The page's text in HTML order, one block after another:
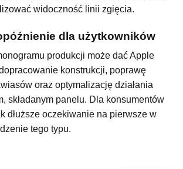
widoczność linii zgięcia.
dla użytkowników
produkcji może dać Apple
konstrukcji, poprawę
oraz optymalizację działania
składanym panelu. Dla konsumentów
dłuższe oczekiwanie na pierwsze w
tego typu.